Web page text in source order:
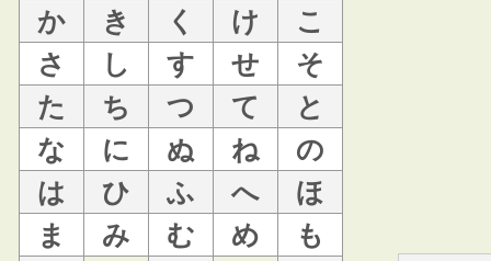
か
き く け
こ
さ
し す せ
そ
た
ち つ て
と
な
に ぬ ね
の
は
ひ ふ へ
ほ
ま
み む め
も